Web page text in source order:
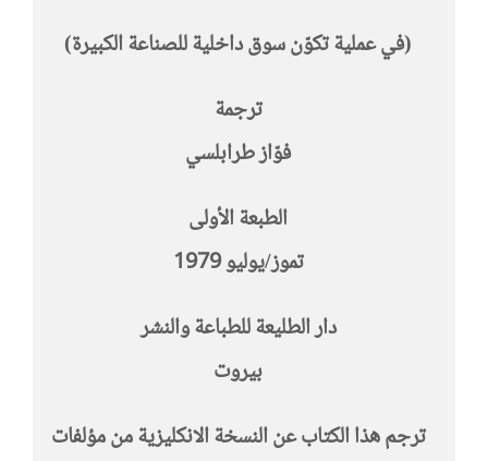
(في عملية تكوّن سوق داخلية للصناعة الكبيرة)
ترجمة
فوّاز طرابلسي
الطبعة الأولى
تموز/يوليو 1979
دار الطليعة للطباعة والنشر
بيروت
ترجم هذا الكتاب عن النسخة الانكليزية من مؤلفات